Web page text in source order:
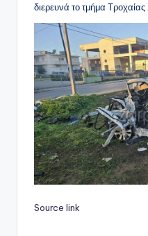
διερευνά το τμήμα Τροχαίας
Source link